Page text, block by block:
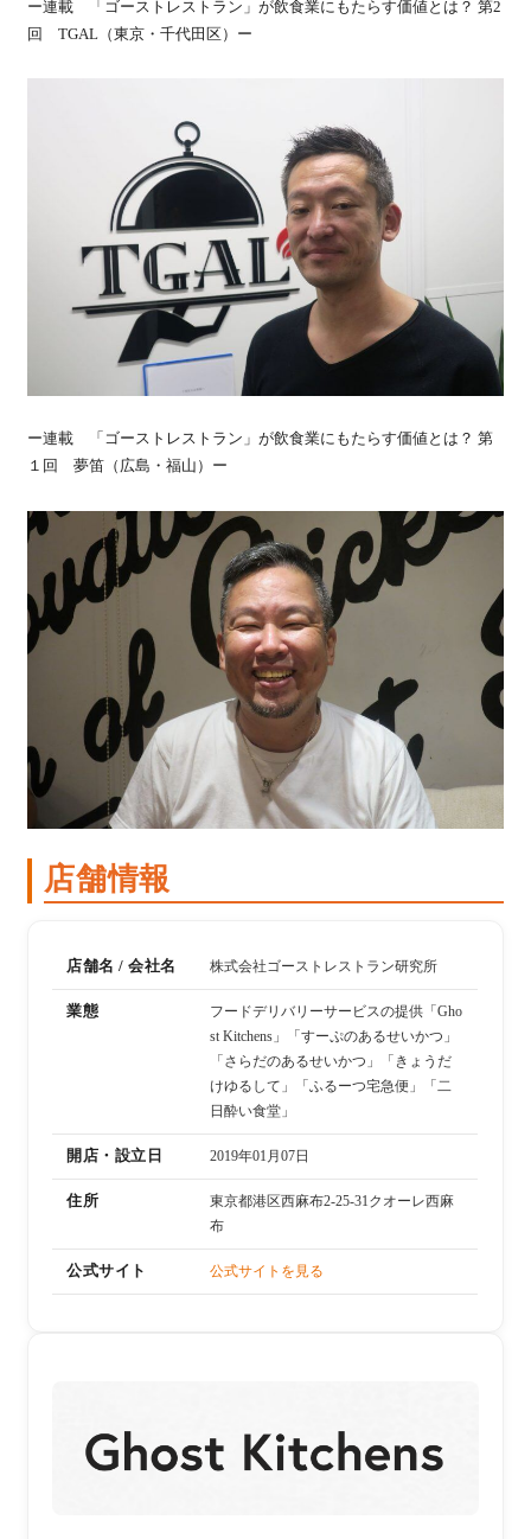
ー連載 「ゴーストレストラン」が飲食業にもたらす価値とは？ 第2
回 TGAL（東京・千代田区）ー
ー連載 「ゴーストレストラン」が飲食業にもたらす価値とは？ 第
１回 夢笛（広島・福山）ー
店舗情報
店舗名 / 会社名 株式会社ゴーストレストラン研究所
業態
フードデリバリーサービスの提供「Gho
st Kitchens」「すーぷのあるせいかつ」
「さらだのあるせいかつ」「きょうだ
けゆるして」「ふるーつ宅急便」「二
日酔い食堂」
開店・設立日 2019年01月07日
住所
東京都港区西麻布2-25-31クオーレ西麻
布
公式サイト 公式サイトを見る